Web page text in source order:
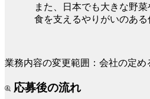
また、日本でも大きな野
食を支えるやりがいのある
業務内容の変更範囲：会社の定め
応募後の流れ